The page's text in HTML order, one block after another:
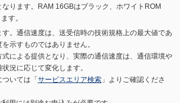
なります。RAM 16GBはブラック、ホワイトROM
す。
。通信速度は、送受信時の技術規格上の最大値であ
示すものではありません。
による提供となり、実際の通信速度は、通信環境や
況に応じて変化します。
いては「 サービスエリア検索 」よりご確認くださ